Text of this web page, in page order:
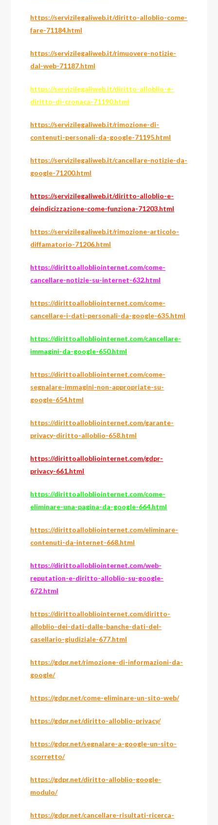
https://servizilegaliweb.it/diritto-alloblio-come-
fare-71184.html
https://servizilegaliweb.it/rimuovere-notizie-
dal-web-71187.html
https://servizilegaliweb.it/diritto-alloblio-e-
diritto-di-cronaca-71190.html
https://servizilegaliweb.it/rimozione-di-
contenuti-personali-da-google-71195.html
https://servizilegaliweb.it/cancellare-notizie-da-
google-71200.html
https://servizilegaliweb.it/diritto-alloblio-e-
deindicizzazione-come-funziona-71203.html
https://servizilegaliweb.it/rimozione-articolo-
diffamatorio-71206.html
https://dirittoallobliointernet.com/come-
cancellare-notizie-su-internet-632.html
https://dirittoallobliointernet.com/come-
cancellare-i-dati-personali-da-google-635.html
https://dirittoallobliointernet.com/cancellare-
immagini-da-google-650.html
https://dirittoallobliointernet.com/come-
segnalare-immagini-non-appropriate-su-
google-654.html
https://dirittoallobliointernet.com/garante-
privacy-diritto-alloblio-658.html
https://dirittoallobliointernet.com/gdpr-
privacy-661.html
https://dirittoallobliointernet.com/come-
eliminare-una-pagina-da-google-664.html
https://dirittoallobliointernet.com/eliminare-
contenuti-da-internet-668.html
https://dirittoallobliointernet.com/web-
reputation-e-diritto-alloblio-su-google-
672.html
https://dirittoallobliointernet.com/diritto-
alloblio-dei-dati-dalle-banche-dati-del-
casellario-giudiziale-677.html
https://gdpr.net/rimozione-di-informazioni-da-
google/
https://gdpr.net/come-eliminare-un-sito-web/
https://gdpr.net/diritto-alloblio-privacy/
https://gdpr.net/segnalare-a-google-un-sito-
scorretto/
https://gdpr.net/diritto-alloblio-google-
modulo/
https://gdpr.net/cancellare-risultati-ricerca-